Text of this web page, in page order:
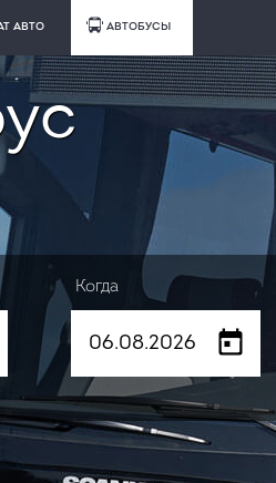
АВТО АВТОБУСЫ
Когда